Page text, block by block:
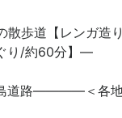
歩道【レンガ造
り/約60分】―
路――――＜各地